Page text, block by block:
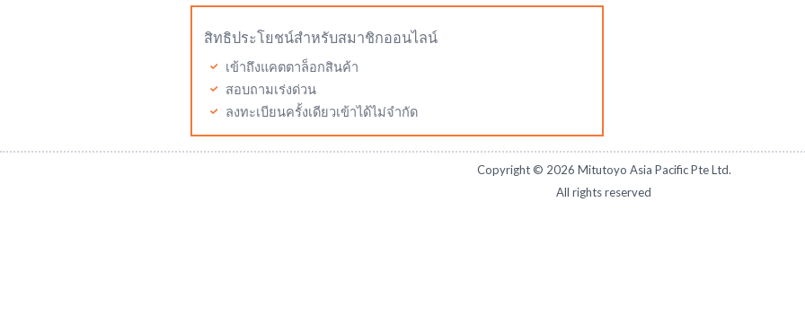
สิทธิประโยชน์สำหรับสมาชิกออนไลน์
เข้าถึงแคตตาล็อกสินค้า
สอบถามเร่งด่วน
ลงทะเบียนครั้งเดียวเข้าได้ไม่จำกัด
Copyright © 2026 Mitutoyo Asia Pacific Pte Ltd.
All rights reserved